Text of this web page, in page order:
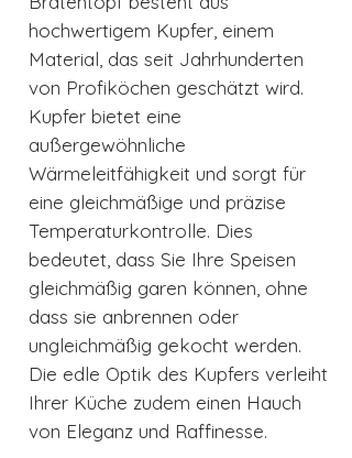
hochwertigem Kupfer, einem
Material, das seit Jahrhunderten
von Profiköchen geschätzt wird.
Kupfer bietet eine
außergewöhnliche
Wärmeleitfähigkeit und sorgt für
eine gleichmäßige und präzise
Temperaturkontrolle. Dies
bedeutet, dass Sie Ihre Speisen
gleichmäßig garen können, ohne
dass sie anbrennen oder
ungleichmäßig gekocht werden.
Die edle Optik des Kupfers verleiht
Ihrer Küche zudem einen Hauch
von Eleganz und Raffinesse.